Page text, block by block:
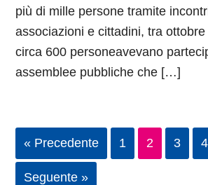
più di mille persone tramite
associazioni e cittadini, tra
circa 600 personeavevano
assemblee pubbliche che […]
« Precedente 1 2 3 4
Seguente »